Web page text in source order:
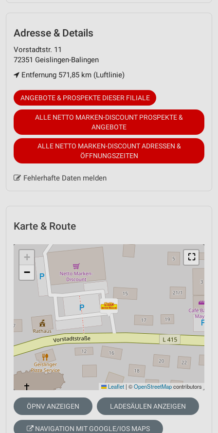
Adresse & Details
Vorstadtstr. 11
72351 Geislingen-Balingen
Entfernung 571,85 km (Luftlinie)
ANGEBOTE & PROSPEKTE DIESER FILIALE
ALLE NETTO MARKEN-DISCOUNT PROSPEKTE &
ANGEBOTE
ALLE NETTO MARKEN-DISCOUNT ADRESSEN &
ÖFFNUNGSZEITEN
Fehlerhafte Daten melden
Karte & Route
⛶
+
−
Leaflet | ©OpenStreetMapcontributors
ÖPNV ANZEIGEN LADESÄULEN ANZEIGEN
NAVIGATION MIT GOOGLE/IOS MAPS